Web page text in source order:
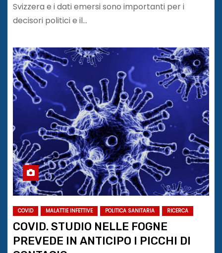
Svizzera e i dati emersi sono importanti per i
decisori politici e il…
COVID MALATTIE INFETTIVE POLITICA SANITARIA RICERCA
COVID. STUDIO NELLE FOGNE
PREVEDE IN ANTICIPO I PICCHI DI